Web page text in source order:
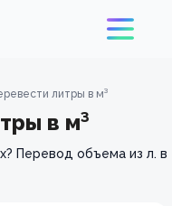
литры в м³
в м³
Перевод объема из л. в